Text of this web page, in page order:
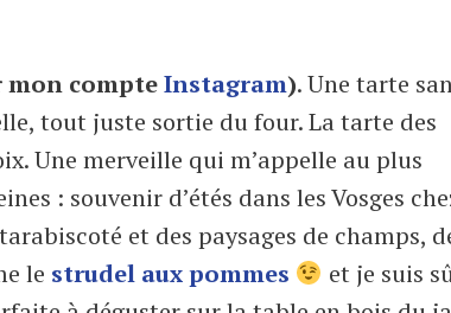
mon compteInstagram). Une tarte
tout juste sortie du four. La tarte des
Une merveille qui m’appelle au plus
: souvenir d’étés dans les Vosges
et des paysages de champs,
le strudel aux pommes
et je suis